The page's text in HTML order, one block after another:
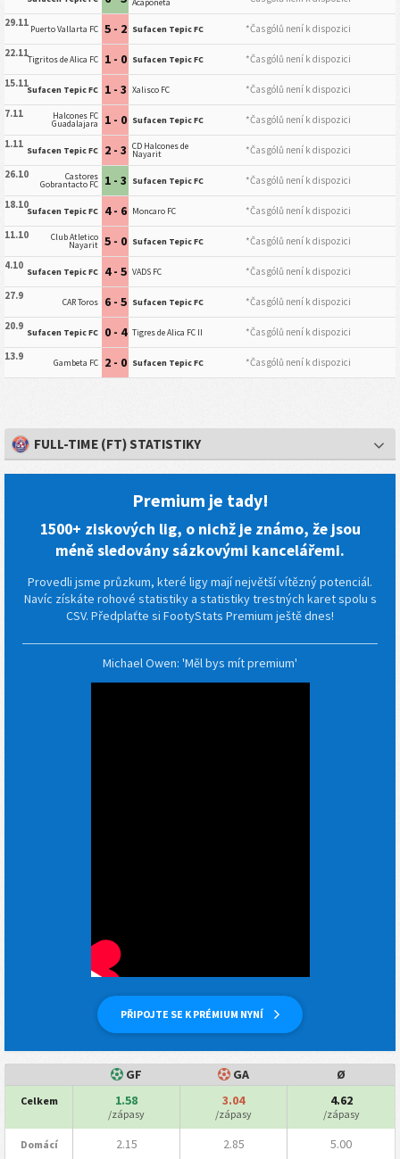
Acaponeta
29.11 Puerto Vallarta FC 5 - 2 Sufacen Tepic FC
*Čas gólů není k dispozici
22.11Tigritos de Alica FC 1 - 0 Sufacen Tepic FC
*Čas gólů není k dispozici
15.11Sufacen Tepic FC 1 - 3 Xalisco FC
*Čas gólů není k dispozici
7.11
Halcones FC
Guadalajara 1 - 0 Sufacen Tepic FC
*Čas gólů není k dispozici
1.11 Sufacen Tepic FC 2 - 3 CD Halcones de
Nayarit
*Čas gólů není k dispozici
26.10
Castores
Gobrantacto FC 1 - 3 Sufacen Tepic FC
*Čas gólů není k dispozici
18.10Sufacen Tepic FC 4 - 6 Moncaro FC
*Čas gólů není k dispozici
11.10
Club Atletico
Nayarit 5 - 0 Sufacen Tepic FC
*Čas gólů není k dispozici
4.10 Sufacen Tepic FC 4 - 5 VADS FC
*Čas gólů není k dispozici
27.9
CAR Toros 6 - 5 Sufacen Tepic FC
*Čas gólů není k dispozici
20.9 Sufacen Tepic FC 0 - 4 Tigres de Alica FC II
*Čas gólů není k dispozici
13.9
Gambeta FC 2 - 0 Sufacen Tepic FC *Čas gólů není k dispozici
FULL-TIME (FT) STATISTIKY
Premium je tady!
1500+ ziskových lig, o nichž je známo, že jsou
méně sledovány sázkovými kancelářemi.
Provedli jsme průzkum, které ligy mají největší vítězný potenciál.
Navíc získáte rohové statistiky a statistiky trestných karet spolu s
CSV. Předplaťte si FootyStats Premium ještě dnes!
PŘIPOJTE SE K PRÉMIUM NYNÍ
Michael Owen: 'Měl bys mít premium'
GF GA Ø
Celkem 1.58
/zápasy
3.04
/zápasy
4.62
/zápasy
Domácí 2.15 2.85 5.00